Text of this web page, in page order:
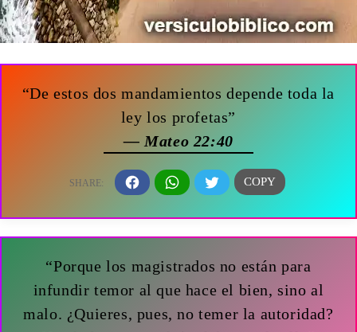
“De estos dos mandamientos depende toda la
ley los profetas”
— Mateo 22:40
“Porque los magistrados no están para
infundir temor al que hace el bien, sino al
malo. ¿Quieres, pues, no temer la autoridad?